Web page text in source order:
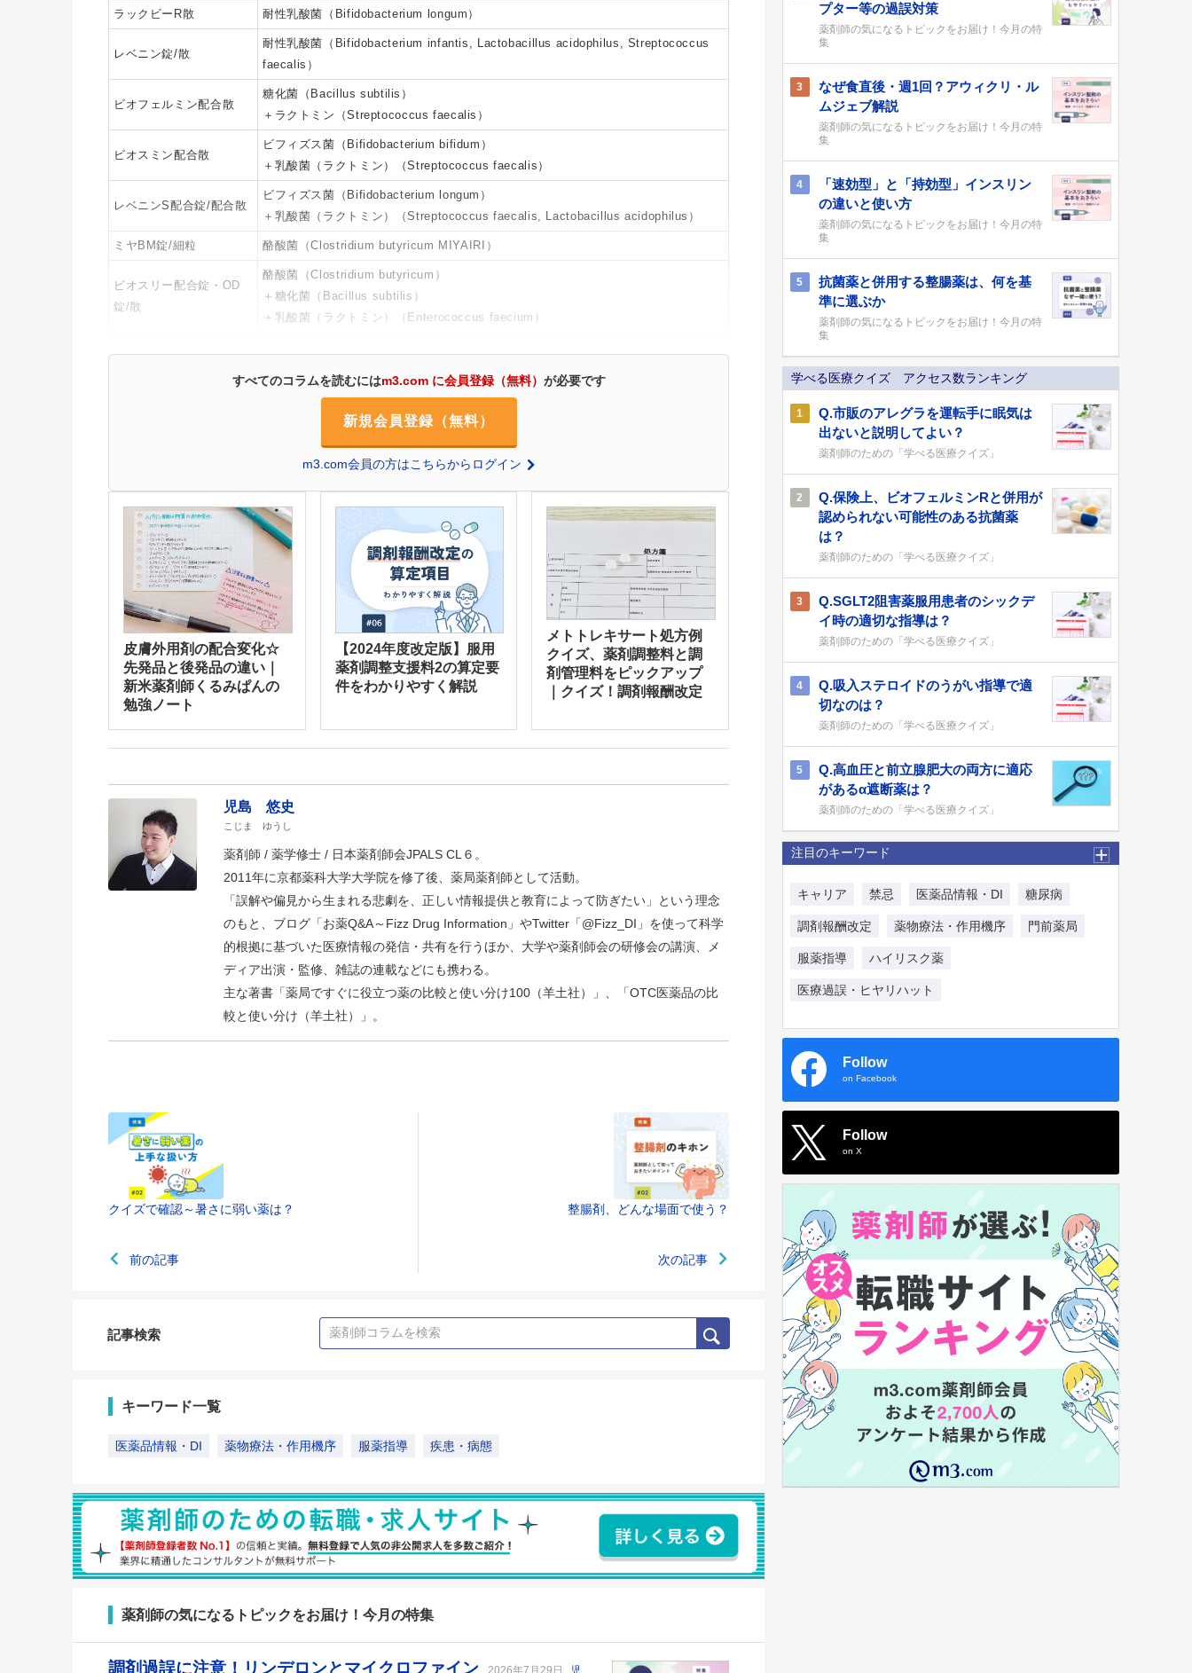
ラックビーR散 耐性乳酸菌（Bifidobacterium longum）
レベニン錠/散
耐性乳酸菌（Bifidobacterium infantis, Lactobacillus acidophilus, Streptococcus
faecalis）
ビオフェルミン配合散
糖化菌（Bacillus subtilis）
＋ラクトミン（Streptococcus faecalis）
ビオスミン配合散
ビフィズス菌（Bifidobacterium bifidum）
＋乳酸菌（ラクトミン）（Streptococcus faecalis）
レベニンS配合錠/配合散
ビフィズス菌（Bifidobacterium longum）
＋乳酸菌（ラクトミン）（Streptococcus faecalis, Lactobacillus acidophilus）
ミヤBM錠/細粒 酪酸菌（Clostridium butyricum MIYAIRI）
ビオスリー配合錠・OD
錠/散
酪酸菌（Clostridium butyricum）
＋糖化菌（Bacillus subtilis）
＋乳酸菌（ラクトミン）（Enterococcus faecium）
すべてのコラムを読むにはm3.com に会員登録（無料） が必要です
新規会員登録（無料）
m3.com会員の方はこちらからログイン
皮膚外用剤の配合変化☆
先発品と後発品の違い｜
新米薬剤師くるみぱんの
勉強ノート
【2024年度改定版】服用
薬剤調整支援料2の算定要
件をわかりやすく解説
メトトレキサート処方例
クイズ、薬剤調整料と調
剤管理料をピックアップ
｜クイズ！調剤報酬改定
児島 悠史
こじま ゆうし
薬剤師 / 薬学修士 / 日本薬剤師会JPALS CL６。
2011年に京都薬科大学大学院を修了後、薬局薬剤師として活動。
「誤解や偏見から生まれる悲劇を、正しい情報提供と教育によって防ぎたい」という理念
のもと、ブログ「お薬Q&A～Fizz Drug Information」やTwitter「@Fizz_DI」を使って科学
的根拠に基づいた医療情報の発信・共有を行うほか、大学や薬剤師会の研修会の講演、メ
ディア出演・監修、雑誌の連載などにも携わる。
主な著書「薬局ですぐに役立つ薬の比較と使い分け100（羊土社）」、「OTC医薬品の比
較と使い分け（羊土社）」。
クイズで確認～暑さに弱い薬は？
前の記事
整腸剤、どんな場面で使う？
次の記事
記事検索
キーワード一覧
医薬品情報・DI 薬物療法・作用機序 服薬指導 疾患・病態
薬剤師の気になるトピックをお届け！今月の特集
調剤過誤に注意！リンデロンとマイクロファイン 2026年7月29日 児
プター等の過誤対策
薬剤師の気になるトピックをお届け！今月の特
集
3
なぜ食直後・週1回？アウィクリ・ル
ムジェブ解説
薬剤師の気になるトピックをお届け！今月の特
集
4
「速効型」と「持効型」インスリン
の違いと使い方
薬剤師の気になるトピックをお届け！今月の特
集
5
抗菌薬と併用する整腸薬は、何を基
準に選ぶか
薬剤師の気になるトピックをお届け！今月の特
集
学べる医療クイズ アクセス数ランキング
1
Q.市販のアレグラを運転手に眠気は
出ないと説明してよい？
薬剤師のための「学べる医療クイズ」
2
Q.保険上、ビオフェルミンRと併用が
認められない可能性のある抗菌薬
は？
薬剤師のための「学べる医療クイズ」
3
Q.SGLT2阻害薬服用患者のシックデ
イ時の適切な指導は？
薬剤師のための「学べる医療クイズ」
4
Q.吸入ステロイドのうがい指導で適
切なのは？
薬剤師のための「学べる医療クイズ」
5
Q.高血圧と前立腺肥大の両方に適応
があるα遮断薬は？
薬剤師のための「学べる医療クイズ」
注目のキーワード
キャリア 禁忌 医薬品情報・DI 糖尿病
調剤報酬改定 薬物療法・作用機序 門前薬局
服薬指導 ハイリスク薬
医療過誤・ヒヤリハット
Follow
on Facebook
Follow
on X